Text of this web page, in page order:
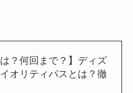
は？何回まで？】ディズ
オリティパスとは？徹